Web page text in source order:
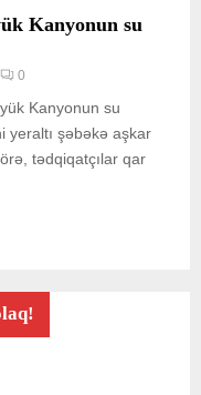
Kanyonun su
0
Kanyonun su
yeraltı şəbəkə aşkar
tədqiqatçılar qar